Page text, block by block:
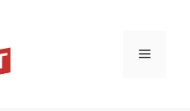
Menu